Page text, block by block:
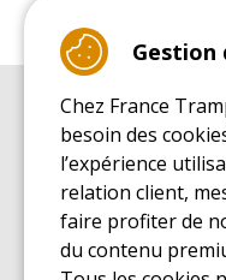
GUIDE D'ACHAT
Guide d'achat pour les
GUIDE DE MONTAGE
Guide de montage pour les
GUIDE D'ENTRETIEN
Guide d'entretien des
Gestion
Chez France
besoin des
l’expérience
relation client,
faire profiter de
du contenu